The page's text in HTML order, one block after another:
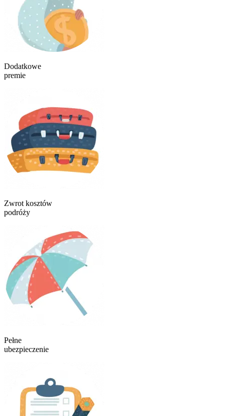
Dodatkowe
premie
Zwrot kosztów
podróży
Pełne
ubezpieczenie